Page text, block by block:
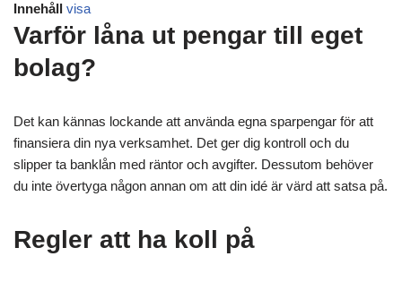
Innehåll visa
Varför låna ut pengar till eget
bolag?
Det kan kännas lockande att använda egna sparpengar för att
finansiera din nya verksamhet. Det ger dig kontroll och du
slipper ta banklån med räntor och avgifter. Dessutom behöver
du inte övertyga någon annan om att din idé är värd att satsa på.
Regler att ha koll på